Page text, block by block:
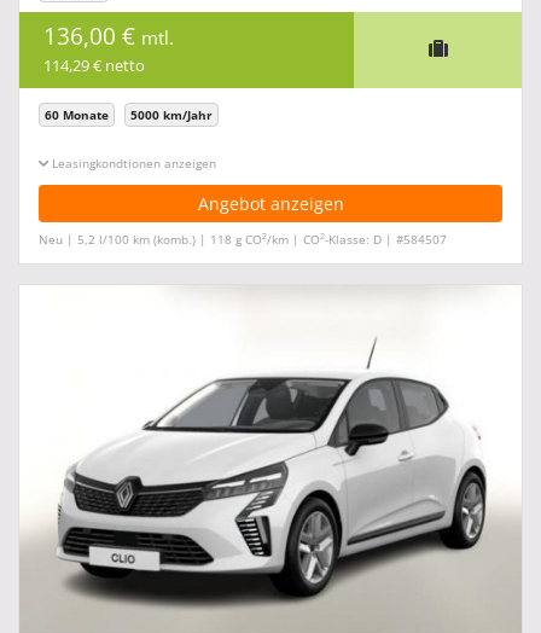
136,00 € mtl.
114,29 € netto
60 Monate 5000 km/Jahr
Leasingkonditionen ein-/ausblenden
Angebot anzeigen
Neu | 5,2 l/100 km (komb.) | 118 g CO2/km | CO2-Klasse: D | #584507